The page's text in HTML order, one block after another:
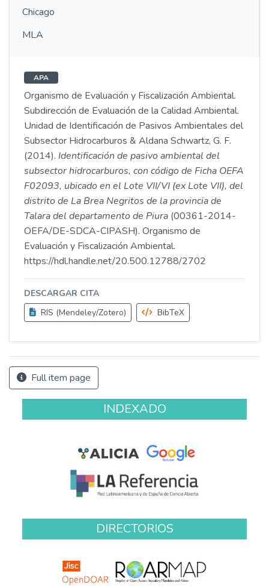
Chicago
MLA
APA
Organismo de Evaluación y Fiscalización Ambiental.
Subdirección de Evaluación de la Calidad Ambiental.
Unidad de Identificación de Pasivos Ambientales del
Subsector Hidrocarburos & Aldana Schwartz, G. F.
(2014). Identificación de pasivo ambiental del
subsector hidrocarburos, con código de Ficha OEFA
F02093, ubicado en el Lote VII/VI (ex Lote VII), del
distrito de La Brea Negritos de la provincia de
Talara del departamento de Piura (00361-2014-
OEFA/DE-SDCA-CIPASH). Organismo de
Evaluación y Fiscalización Ambiental.
https://hdl.handle.net/20.500.12788/2702
DESCARGAR CITA
RIS (Mendeley/Zotero)
BibTeX
Full item page
INDEXADO
DIRECTORIOS